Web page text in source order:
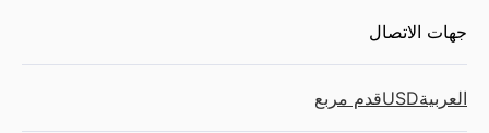
جهات الاتصال
العربيةUSDقدم مربع